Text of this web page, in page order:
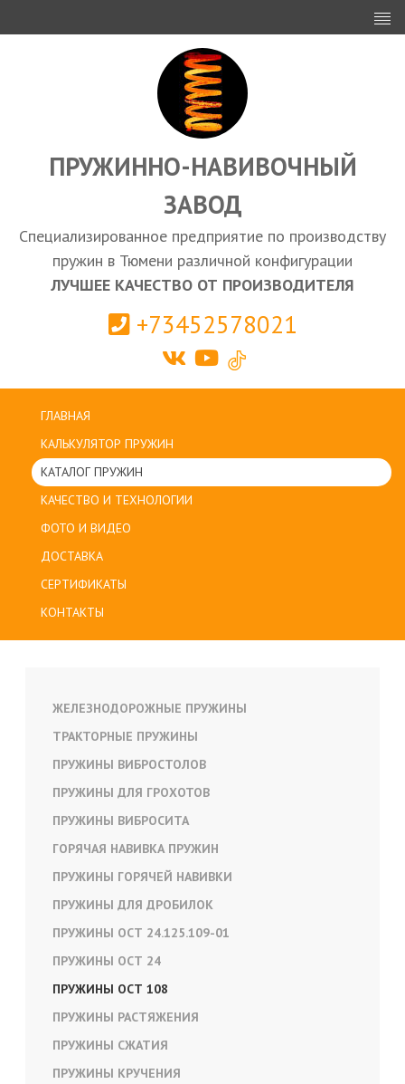
ИНВЕСТОРАМ
ПРОЕКТИРОВАНИЕ
ЭКСПОРТ
ЗАКУПКИ
КАЛЬКУЛЯТОР ПРУЖИН
Тюмень
ПРУЖИННО-НАВИВОЧНЫЙ
ЗАВОД
Специализированное предприятие по производству
пружин в Тюмени различной конфигурации
ЛУЧШЕЕ КАЧЕСТВО ОТ ПРОИЗВОДИТЕЛЯ
+73452578021
ГЛАВНАЯ
КАЛЬКУЛЯТОР ПРУЖИН
КАТАЛОГ ПРУЖИН
КАЧЕСТВО И ТЕХНОЛОГИИ
ФОТО И ВИДЕО
ДОСТАВКА
СЕРТИФИКАТЫ
КОНТАКТЫ
ЖЕЛЕЗНОДОРОЖНЫЕ ПРУЖИНЫ
ТРАКТОРНЫЕ ПРУЖИНЫ
ПРУЖИНЫ ВИБРОСТОЛОВ
ПРУЖИНЫ ДЛЯ ГРОХОТОВ
ПРУЖИНЫ ВИБРОСИТА
ГОРЯЧАЯ НАВИВКА ПРУЖИН
ПРУЖИНЫ ГОРЯЧЕЙ НАВИВКИ
ПРУЖИНЫ ДЛЯ ДРОБИЛОК
ПРУЖИНЫ ОСТ 24.125.109-01
ПРУЖИНЫ ОСТ 24
ПРУЖИНЫ ОСТ 108
ПРУЖИНЫ РАСТЯЖЕНИЯ
ПРУЖИНЫ СЖАТИЯ
ПРУЖИНЫ КРУЧЕНИЯ